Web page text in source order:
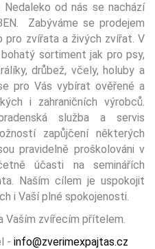
od nás se nachází
Zabýváme se prodejem
pro zvířata a živých zvířat. V
sortiment jak pro psy,
drůbež, včely, holuby a
pro Vás vybírat ověřené a
i zahraničních výrobců.
služba a servis
zapůjčení některých
pravidelně proškolováni v
účasti na seminářích
Naším cílem je uspokojit
i Vaší plné spokojenosti.
Vaším zvířecím přítelem.
- info@zverimexpajtas.cz